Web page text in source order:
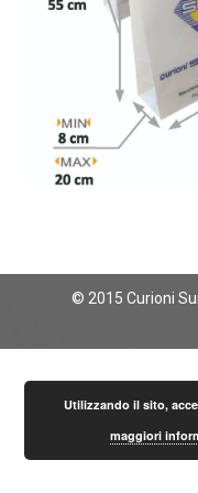
© 2015 Curioni
Utilizzando il sito,
maggiori